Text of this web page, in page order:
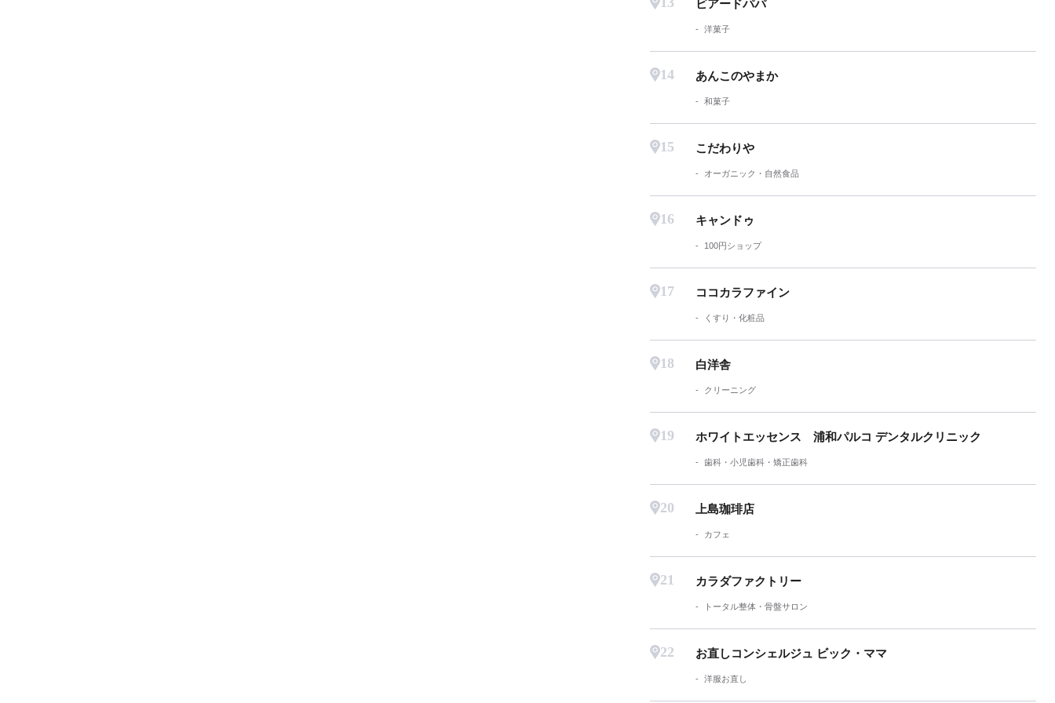
ビアードパパ
洋菓子
14 あんこのやまか
和菓子
15 こだわりや
オーガニック・自然食品
16 キャンドゥ
100円ショップ
17 ココカラファイン
くすり・化粧品
18 白洋舎
クリーニング
19 ホワイトエッセンス 浦和パルコ デンタルクリニック
歯科・小児歯科・矯正歯科
20 上島珈琲店
カフェ
21 カラダファクトリー
トータル整体・骨盤サロン
22 お直しコンシェルジュ ビック・ママ
洋服お直し